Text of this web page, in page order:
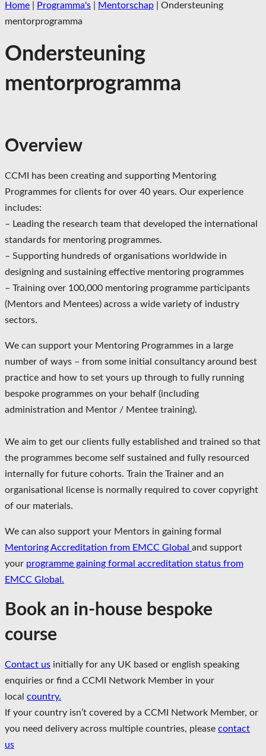
Home Programma's Mentorschap
Ondersteuning
mentorprogramma
Ondersteuning
mentorprogramma
Overview
CCMI has been creating and supporting Mentoring
Programmes for clients for over 40 years. Our experience
includes:
– Leading the research team that developed the international
standards for mentoring programmes.
– Supporting hundreds of organisations worldwide in
designing and sustaining effective mentoring programmes
– Training over 100,000 mentoring programme participants
(Mentors and Mentees) across a wide variety of industry
sectors.
We can support your Mentoring Programmes in a large
number of ways – from some initial consultancy around best
practice and how to set yours up through to fully running
bespoke programmes on your behalf (including
administration and Mentor / Mentee training).
We aim to get our clients fully established and trained so that
the programmes become self sustained and fully resourced
internally for future cohorts. Train the Trainer and an
organisational license is normally required to cover copyright
of our materials.
We can also support your Mentors in gaining formal
Mentoring Accreditation from EMCC Global and support
your programme gaining formal accreditation status from
EMCC Global.
Book an in-house bespoke
course
Contact us initially for any UK based or english speaking
enquiries or find a CCMI Network Member in your
local country.
If your country isn’t covered by a CCMI Network Member, or
you need delivery across multiple countries, please contact
us